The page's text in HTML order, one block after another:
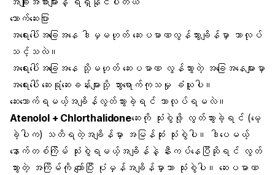
သောက်ဆေးပြား
အရေးပေါ်အခြေအနေ ဒါမှမဟုတ် ဆေးပမာဏလွန်သွားချိန်မှာ ဘာလုပ်
သင့်သလဲ။
အရေးပေါ်အခြေအနေ သို့မဟုတ် ဆေးပမာဏ လွန်သွားတဲ့ အခြေအနေများမှာ
အရေးပေါ် ဆေးရုံဆေးခန်းများသို့ သွားရောက်ကုသမှု ခံယူပါ။
ဆေးသောက်ရမယ့်အချိန်လွတ်သွားခဲ့ရင် ဘာလုပ်ရမလဲ။
Atenolol + Chlorthalidoneဆေးကို သုံးစွဲဖို့ လွတ်သွားခဲ့ရင် (မေ့
ခဲ့ပါက) သတိရတဲ့အချိန်မှာ အမြန်ဆုံး သုံးစွဲပါ။ ဒါပေမယ့်
နောက်တစ်ကြိမ် သုံးစွဲရမယ့်အချိန်နဲ့ နီးကပ်နေပြီဆိုရင် လွတ်
သွားတဲ့ အကြိမ်ကို ကျော်ပြီး ပုံမှန်အချိန်မှာသာ သုံးစွဲပါ။ ဆေးပမာဏ